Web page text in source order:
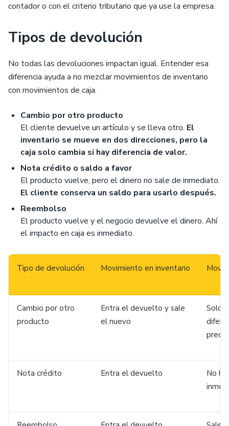
contador o con el criterio tributario que ya use la empresa.
Tipos de devolución
No todas las devoluciones impactan igual. Entender esa
diferencia ayuda a no mezclar movimientos de inventario
con movimientos de caja.
Cambio por otro producto
El cliente devuelve un artículo y se lleva otro. El
inventario se mueve en dos direcciones, pero la
caja solo cambia si hay diferencia de valor.
Nota crédito o saldo a favor
El producto vuelve, pero el dinero no sale de inmediato.
El cliente conserva un saldo para usarlo después.
Reembolso
El producto vuelve y el negocio devuelve el dinero. Ahí
el impacto en caja es inmediato.
Tipo de devolución Movimiento en inventario
Cambio por otro
producto
Entra el devuelto y sale
el nuevo
Solo
precio
Nota crédito Entra el devuelto
No